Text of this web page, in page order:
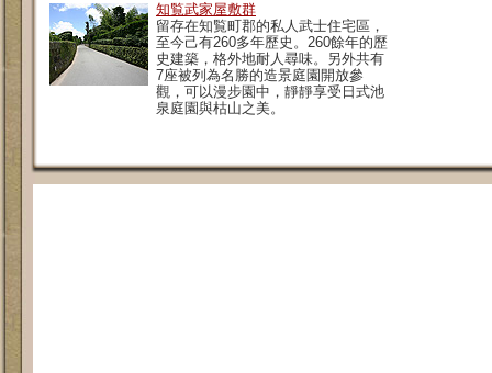
知覧武家屋敷群
留存在知覧町郡的私人武士住宅區，
至今己有260多年歷史。260餘年的歷
史建築，格外地耐人尋味。另外共有
7座被列為名勝的造景庭園開放參
觀，可以漫步園中，靜靜享受日式池
泉庭園與枯山之美。